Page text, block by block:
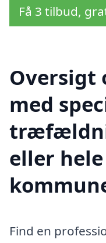
Få 3 tilbud,
Oversigt
med
eller
Find en